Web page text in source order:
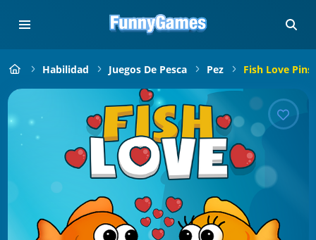
Habilidad Juegos De Pesca Pez Fish Love Pins